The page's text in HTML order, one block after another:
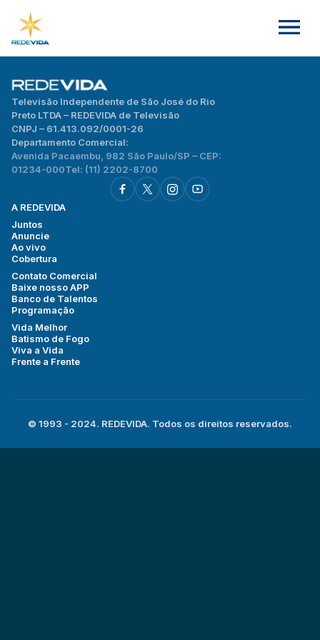
Televisão Independente de São José do Rio
Preto LTDA – REDEVIDA de Televisão
CNPJ – 61.413.092/0001-26
Departamento Comercial:
Avenida Pacaembu, 982 São Paulo/SP – CEP:
01234-000Tel: (11) 2202-8700
A REDEVIDA
Juntos
Anuncie
Ao vivo
Cobertura
Contato Comercial
Baixe nosso APP
Banco de Talentos
Programação
Vida Melhor
Batismo de Fogo
Viva a Vida
Frente a Frente
© 1993 - 2024. REDEVIDA. Todos os direitos reservados.